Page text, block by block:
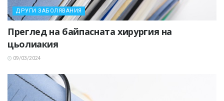
ДРУГИ ЗАБОЛЯВАНИЯ
Преглед на байпасната хирургия на
цьолиакия
09/03/2024